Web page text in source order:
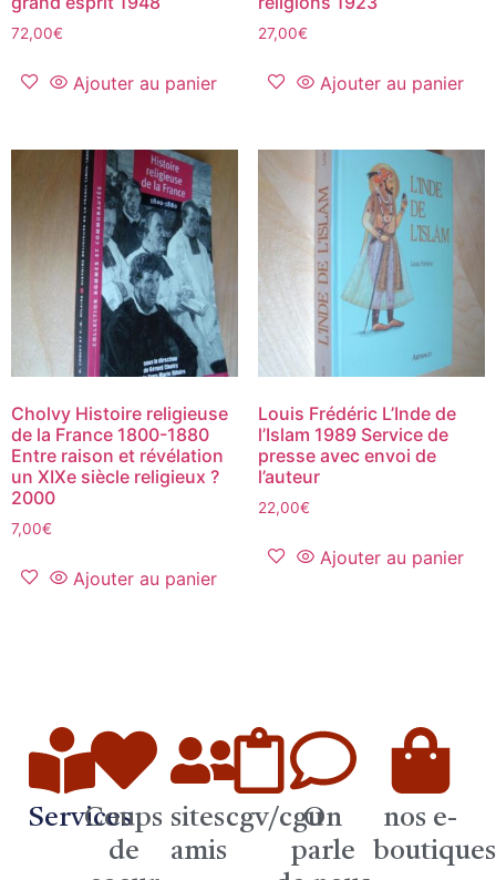
72,00€
Ajouter au panier
27,00€
Ajouter au panier
Cholvy Histoire religieuse
de la France 1800-1880
Entre raison et révélation
un XIXe siècle religieux ?
2000
7,00€
Ajouter au panier
Louis Frédéric L’Inde de
l’Islam 1989 Service de
presse avec envoi de
l’auteur
22,00€
Ajouter au panier
Services
Coups
de
sites
amis
cgv/cguOn
parle
nos e-
boutiques